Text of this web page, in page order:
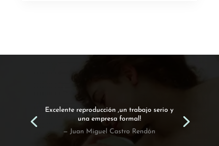
Excelente reproducción ,un trabajo serio y
una empresa formal!
— Juan Miguel Castro Rendón